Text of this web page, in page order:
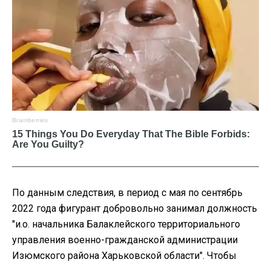
По данным следствия, в период с мая по сентябрь
2022 года фигурант добровольно занимал должность
"и.о. начальника Балаклейского территориального
управления военно-гражданской администрации
Изюмского района Харьковской области". Чтобы